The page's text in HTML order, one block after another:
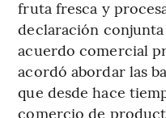
fruta fresca y
declaración
acuerdo comercial
acordó abordar las
que desde hace
comercio de